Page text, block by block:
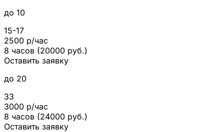
до 10
15-17
2500 р/час
8 часов (20000 руб.)
Оставить заявку
до 20
33
3000 р/час
8 часов (24000 руб.)
Оставить заявку